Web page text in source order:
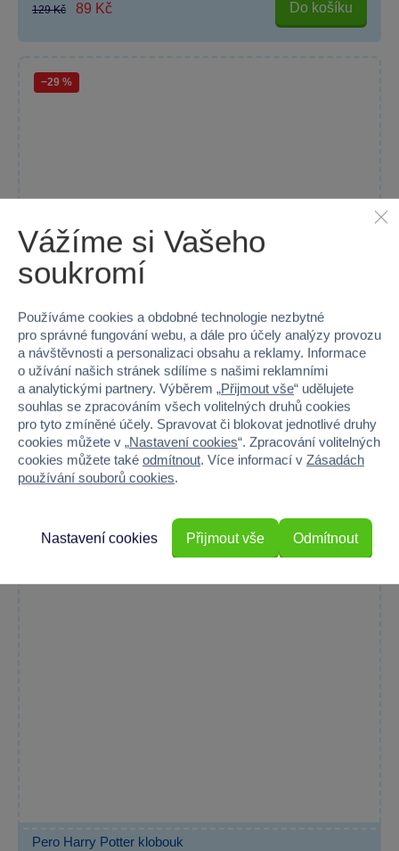
129 Kč 89 Kč Do košíku
−29 %
Klíčenka gumová Harry Potter Zmijozel
Originální gumová klíčenka s motivem Zmijozelu potěší všechny...
Skladem prodejny
69 Kč 49 Kč Do košíku
Pero Harry Potter klobouk
Vážíme si Vašeho
soukromí
Používáme cookies a obdobné technologie nezbytné
pro správné fungování webu, a dále pro účely analýzy provozu
a návštěvnosti a personalizaci obsahu a reklamy. Informace
o užívání našich stránek sdílíme s našimi reklamními
a analytickými partnery. Výběrem „Přijmout vše“ udělujete
souhlas se zpracováním všech volitelných druhů cookies
pro tyto zmíněné účely. Spravovat či blokovat jednotlivé druhy
cookies můžete v „Nastavení cookies“. Zpracování volitelných
cookies můžete také odmítnout. Více informací v Zásadách
používání souborů cookies.
Odmítnout
Nastavení cookies Přijmout vše